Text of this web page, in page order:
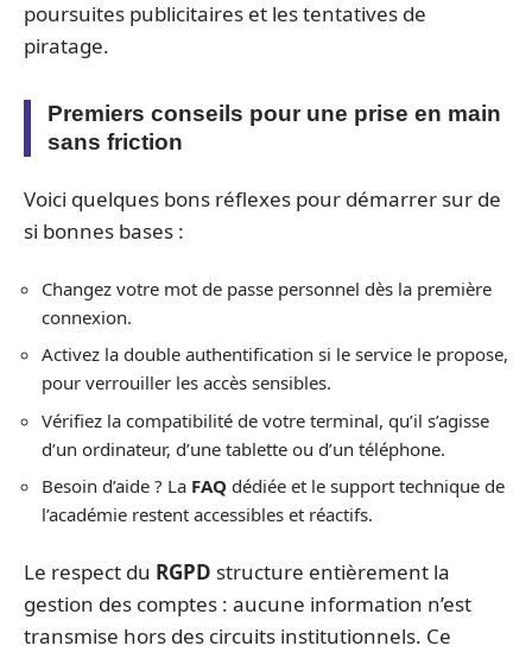
poursuites publicitaires et les tentatives de
piratage.
Premiers conseils pour une prise en main
sans friction
Voici quelques bons réflexes pour démarrer sur de
si bonnes bases :
Changez votre mot de passe personnel dès la première
connexion.
Activez la double authentification si le service le propose,
pour verrouiller les accès sensibles.
Vérifiez la compatibilité de votre terminal, qu’il s’agisse
d’un ordinateur, d’une tablette ou d’un téléphone.
Besoin d’aide ? La FAQ dédiée et le support technique de
l’académie restent accessibles et réactifs.
Le respect du RGPD structure entièrement la
gestion des comptes : aucune information n’est
transmise hors des circuits institutionnels. Ce